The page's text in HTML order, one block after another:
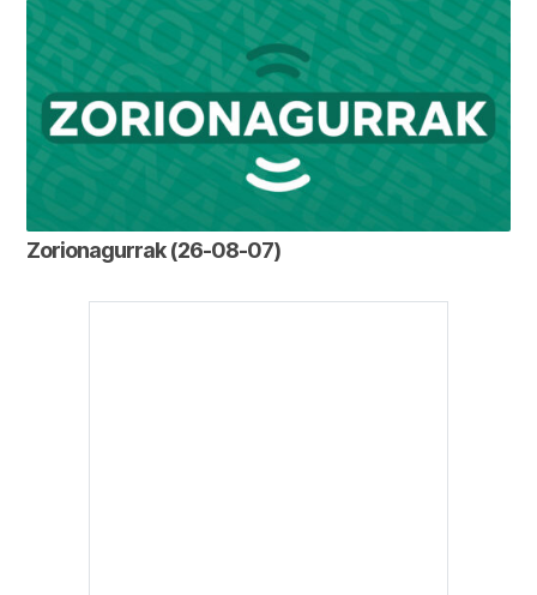
Zorionagurrak (26-08-07)